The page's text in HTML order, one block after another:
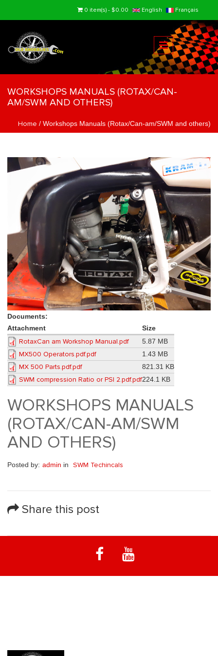
0 item(s) - $0.00 English Français
WORKSHOPS MANUALS (ROTAX/CAN-
AM/SWM AND OTHERS)
You are here
Home / Workshops Manuals (Rotax/Can-am/SWM and others)
Documents:
Attachment
Size
RotaxCan am Workshop Manual.pdf 5.87 MB
MX500 Operators.pdf.pdf 1.43 MB
MX 500 Parts.pdf.pdf 821.31 KB
SWM compression Ratio or PSI 2.pdf.pdf224.1 KB
WORKSHOPS MANUALS
(ROTAX/CAN-AM/SWM
AND OTHERS)
Posted by: admin in SWM Techincals
Share this post